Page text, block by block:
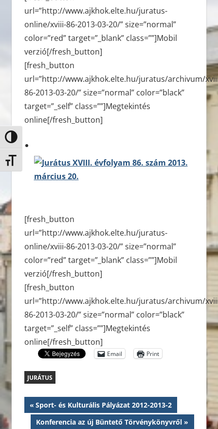
Nagy kontraszt váltása
Betűméret váltása
url=”http://www.ajkhok.elte.hu/juratus-
online/xviii-86-2013-03-20/” size=”normal”
color=”red” target=”_blank” class=””]Mobil
verzió[/fresh_button]
[fresh_button
url=”http://www.ajkhok.elte.hu/juratus/archivum/
86-2013-03-20/” size=”normal” color=”black”
target=”_self” class=””]Megtekintés
online[/fresh_button]
[fresh_button
url=”http://www.ajkhok.elte.hu/juratus-
online/xviii-86-2013-03-20/” size=”normal”
color=”red” target=”_blank” class=””]Mobil
verzió[/fresh_button]
[fresh_button
url=”http://www.ajkhok.elte.hu/juratus/archivum/
86-2013-03-20/” size=”normal” color=”black”
target=”_self” class=””]Megtekintés
online[/fresh_button]
Email Print
JURÁTUS
Bejegyzés
navigáció
Previous
Post:
Sport- és Kulturális Pályázat 2012-2013-2
Next
Konferencia az új Büntető Törvénykönyvről